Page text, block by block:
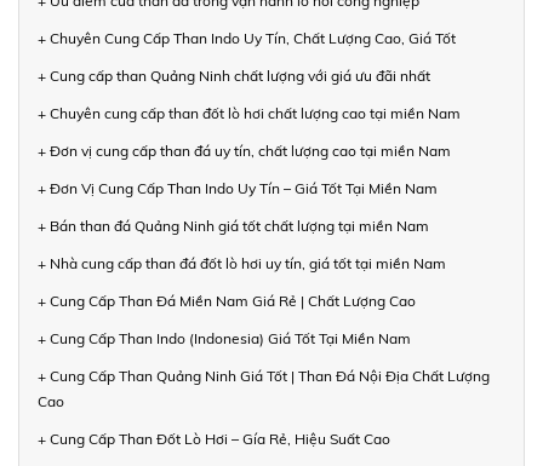
+ Chuyên Cung Cấp Than Indo Uy Tín, Chất Lượng Cao, Giá Tốt
+ Cung cấp than Quảng Ninh chất lượng với giá ưu đãi nhất
+ Chuyên cung cấp than đốt lò hơi chất lượng cao tại miền Nam
+ Đơn vị cung cấp than đá uy tín, chất lượng cao tại miền Nam
+ Đơn Vị Cung Cấp Than Indo Uy Tín – Giá Tốt Tại Miền Nam
+ Bán than đá Quảng Ninh giá tốt chất lượng tại miền Nam
+ Nhà cung cấp than đá đốt lò hơi uy tín, giá tốt tại miền Nam
+ Cung Cấp Than Đá Miền Nam Giá Rẻ | Chất Lượng Cao
+ Cung Cấp Than Indo (Indonesia) Giá Tốt Tại Miền Nam
+ Cung Cấp Than Quảng Ninh Giá Tốt | Than Đá Nội Địa Chất Lượng
Cao
+ Cung Cấp Than Đốt Lò Hơi – Gía Rẻ, Hiệu Suất Cao